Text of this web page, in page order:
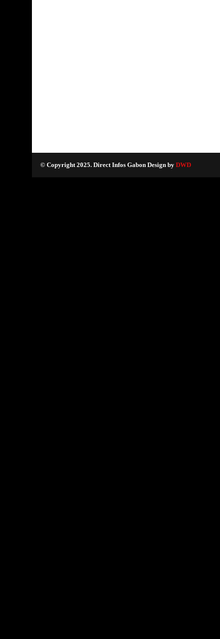
© Copyright 2025. Direct Infos Gabon Design by DWD